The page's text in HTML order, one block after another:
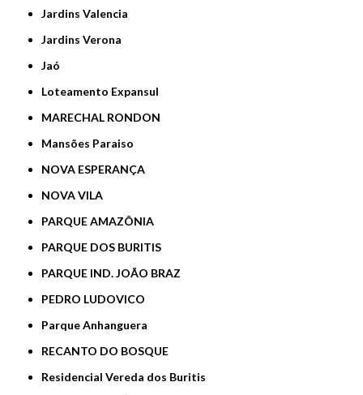
Jardins Valencia
Jardins Verona
Jaó
Loteamento Expansul
MARECHAL RONDON
Mansões Paraiso
NOVA ESPERANÇA
NOVA VILA
PARQUE AMAZÔNIA
PARQUE DOS BURITIS
PARQUE IND. JOÃO BRAZ
PEDRO LUDOVICO
Parque Anhanguera
RECANTO DO BOSQUE
Residencial Vereda dos Buritis